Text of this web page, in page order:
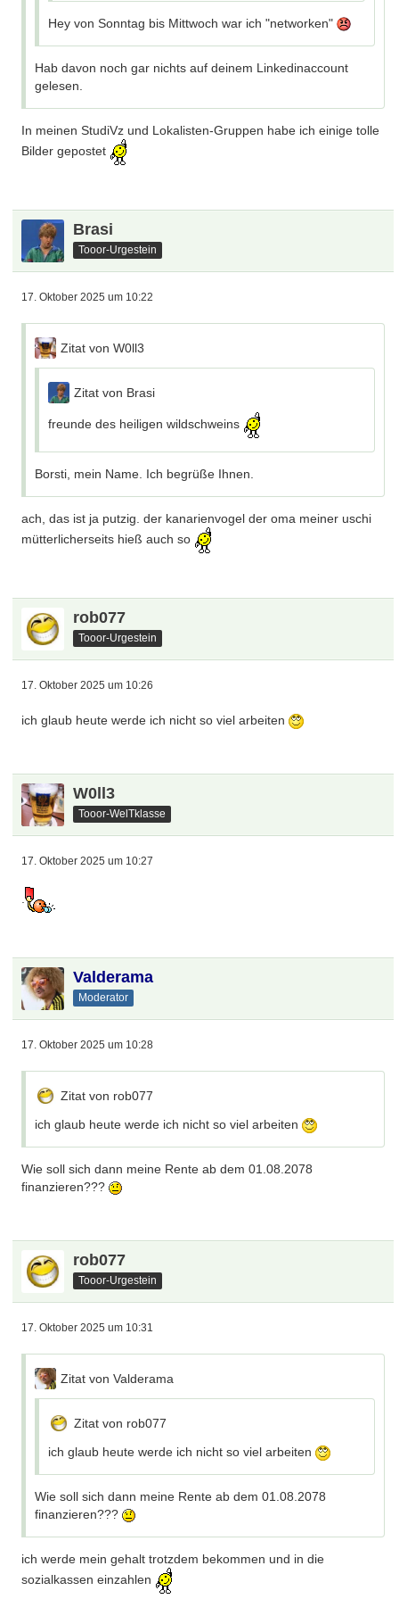
Hey von Sonntag bis Mittwoch war ich "networken"
Hab davon noch gar nichts auf deinem Linkedinaccount
gelesen.
In meinen StudiVz und Lokalisten-Gruppen habe ich einige tolle
Bilder gepostet
Brasi
Tooor-Urgestein
17. Oktober 2025 um 10:22
Zitat von W0ll3
Zitat von Brasi
freunde des heiligen wildschweins
Borsti, mein Name. Ich begrüße Ihnen.
ach, das ist ja putzig. der kanarienvogel der oma meiner uschi
mütterlicherseits hieß auch so
rob077
Tooor-Urgestein
17. Oktober 2025 um 10:26
ich glaub heute werde ich nicht so viel arbeiten
W0ll3
Tooor-WelTklasse
17. Oktober 2025 um 10:27
.
Valderama
Moderator
17. Oktober 2025 um 10:28
Zitat von rob077
ich glaub heute werde ich nicht so viel arbeiten
Wie soll sich dann meine Rente ab dem 01.08.2078
finanzieren???
rob077
Tooor-Urgestein
17. Oktober 2025 um 10:31
Zitat von Valderama
Zitat von rob077
ich glaub heute werde ich nicht so viel arbeiten
Wie soll sich dann meine Rente ab dem 01.08.2078
finanzieren???
ich werde mein gehalt trotzdem bekommen und in die
sozialkassen einzahlen